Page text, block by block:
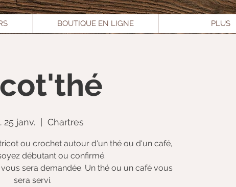
BOUTIQUE EN LIGNE PLUS
25 janv. Chartres
ou crochet autour d'un thé ou d'un café,
débutant ou confirmé.
sera demandée. Un thé ou un café vous
sera servi.